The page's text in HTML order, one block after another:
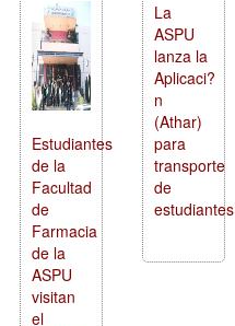
Estudiantes
de la
Facultad
de
Farmacia
de la
ASPU
visitan
el
La
ASPU
lanza la
Aplicaci?
n
(Athar)
para
transporte
de
estudiantes